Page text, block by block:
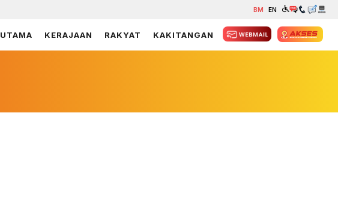
BM EN
UTAMA KERAJAAN RAKYAT KAKITANGAN